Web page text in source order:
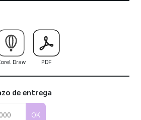
como utilizar os nossos gabaritos
Draw PDF
de entrega
OK